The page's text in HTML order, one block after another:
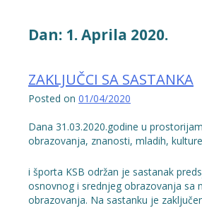
Dan: 1. Aprila 2020.
ZAKLJUČCI SA SASTANKA
Posted on 01/04/2020
Dana 31.03.2020.godine u
obrazovanja, znanosti, mladih, kulture
i športa KSB održan je sastanak
osnovnog i srednjeg obrazovanja sa
obrazovanja. Na sastanku je